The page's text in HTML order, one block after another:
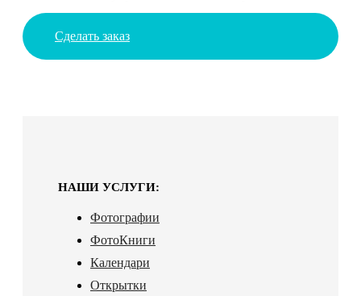
Сделать заказ
НАШИ УСЛУГИ:
Фотографии
ФотоКниги
Календари
Открытки